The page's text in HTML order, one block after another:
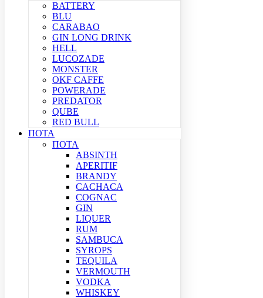
BATTERY
BLU
CARABAO
GIN LONG DRINK
HELL
LUCOZADE
MONSTER
OKF CAFFE
POWERADE
PREDATOR
QUBE
RED BULL
ΠΟΤΑ
ΠΟΤΑ
ABSINTH
APERITIF
BRANDY
CACHACA
COGNAC
GIN
LIQUER
RUM
SAMBUCA
SYROPS
TEQUILA
VERMOUTH
VODKA
WHISKEY